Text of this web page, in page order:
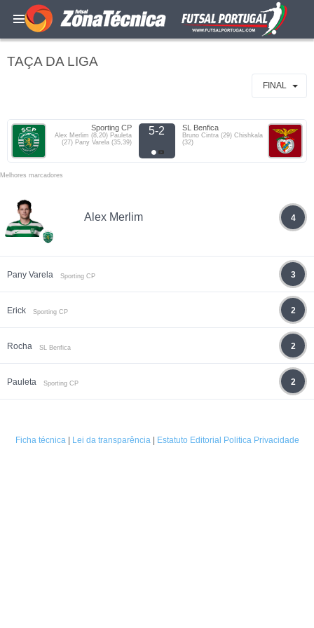
TAÇA DA LIGA
FINAL
Sporting CP
Alex Merlim (8,20) Pauleta
(27) Pany Varela (35,39)
5-2 SL Benfica
Bruno Cintra (29) Chishkala
(32)
Melhores marcadores
Alex Merlim 4
Pany Varela Sporting CP 3
Erick Sporting CP 2
Rocha SL Benfica 2
Pauleta Sporting CP 2
Ficha técnica| Lei da transparência| Estatuto Editorial Politica Privacidade